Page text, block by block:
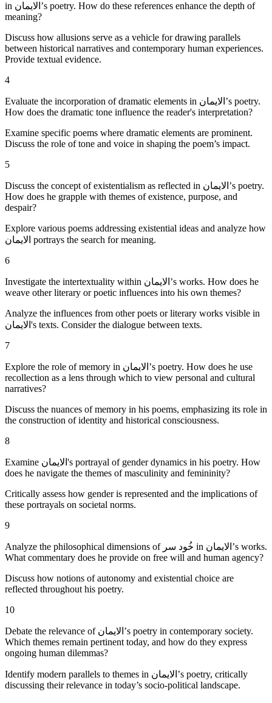
in الایمان’s poetry. How do these references enhance the depth of
meaning?
Discuss how allusions serve as a vehicle for drawing parallels
between historical narratives and contemporary human experiences.
Provide textual evidence.
4
Evaluate the incorporation of dramatic elements in الایمان’s poetry.
How does the dramatic tone influence the reader's interpretation?
Examine specific poems where dramatic elements are prominent.
Discuss the role of tone and voice in shaping the poem’s impact.
5
Discuss the concept of existentialism as reflected in الایمان’s poetry.
How does he grapple with themes of existence, purpose, and
despair?
Explore various poems addressing existential ideas and analyze how
الایمان portrays the search for meaning.
6
Investigate the intertextuality within الایمان’s works. How does he
weave other literary or poetic influences into his own themes?
Analyze the influences from other poets or literary works visible in
الایمان's texts. Consider the dialogue between texts.
7
Explore the role of memory in الایمان’s poetry. How does he use
recollection as a lens through which to view personal and cultural
narratives?
Discuss the nuances of memory in his poems, emphasizing its role in
the construction of identity and historical consciousness.
8
Examine الایمان's portrayal of gender dynamics in his poetry. How
does he navigate the themes of masculinity and femininity?
Critically assess how gender is represented and the implications of
these portrayals on societal norms.
9
Analyze the philosophical dimensions of خُود سر in الایمان’s works.
What commentary does he provide on free will and human agency?
Discuss how notions of autonomy and existential choice are
reflected throughout his poetry.
10
Debate the relevance of الایمان’s poetry in contemporary society.
Which themes remain pertinent today, and how do they express
ongoing human dilemmas?
Identify modern parallels to themes in الایمان’s poetry, critically
discussing their relevance in today’s socio-political landscape.